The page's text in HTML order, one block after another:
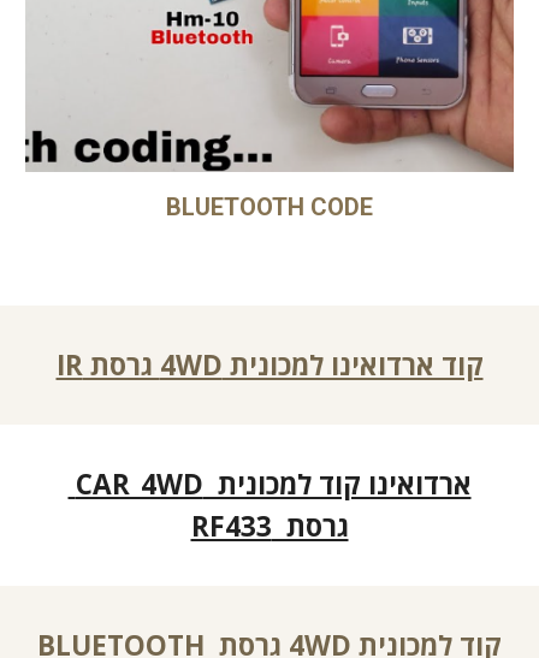
BLUETOOTH CODE
קוד ארדואינו למכונית 4WD גרסת IR
גרסת RF433
קוד למכונית 4WD גרסת BLUETOOTH